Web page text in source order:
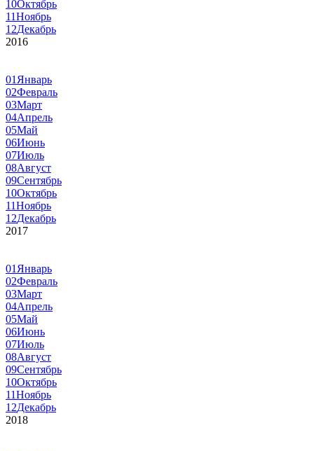
10Октябрь
11Ноябрь
12Декабрь
2016
01 Январь
02Февраль
03Март
04Апрель
05Май
06Июнь
07Июль
08Август
09Сентябрь
10Октябрь
11Ноябрь
12Декабрь
2017
01 Январь
02Февраль
03Март
04Апрель
05Май
06Июнь
07Июль
08Август
09Сентябрь
10Октябрь
11Ноябрь
12Декабрь
2018